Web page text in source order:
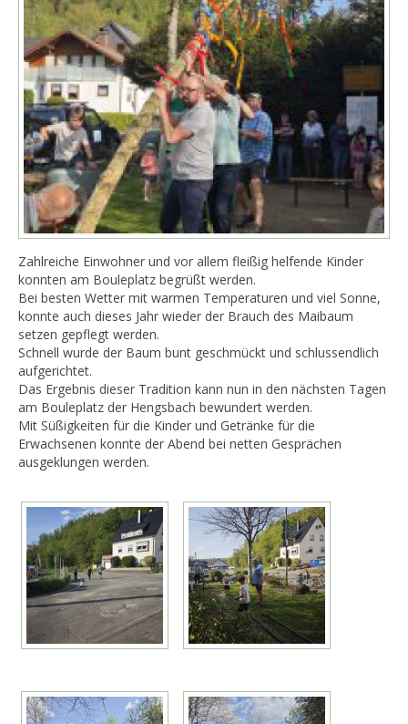
Zahlreiche Einwohner und vor allem fleißig helfende Kinder
konnten am Bouleplatz begrüßt werden.
Bei besten Wetter mit warmen Temperaturen und viel Sonne,
konnte auch dieses Jahr wieder der Brauch des Maibaum
setzen gepflegt werden.
Schnell wurde der Baum bunt geschmückt und schlussendlich
aufgerichtet.
Das Ergebnis dieser Tradition kann nun in den nächsten Tagen
am Bouleplatz der Hengsbach bewundert werden.
Mit Süßigkeiten für die Kinder und Getränke für die
Erwachsenen konnte der Abend bei netten Gesprächen
ausgeklungen werden.